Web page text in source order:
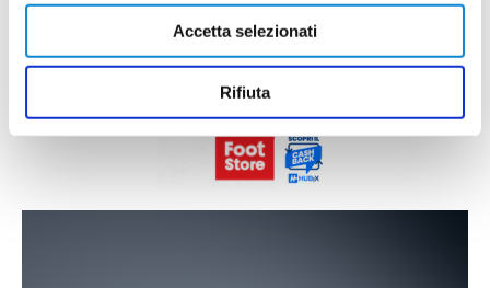
Accetta selezionati
Rifiuta